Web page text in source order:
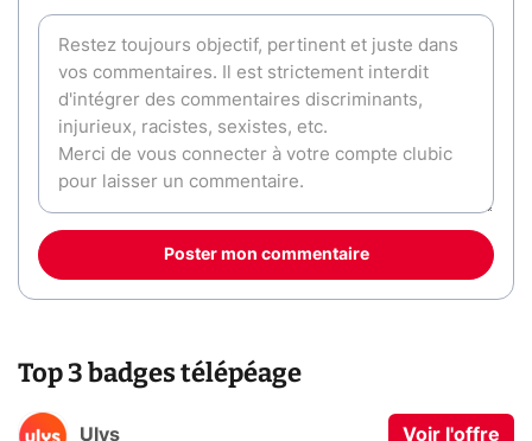
Poster mon commentaire
Top 3 badges télépéage
Ulys Voir l'offre